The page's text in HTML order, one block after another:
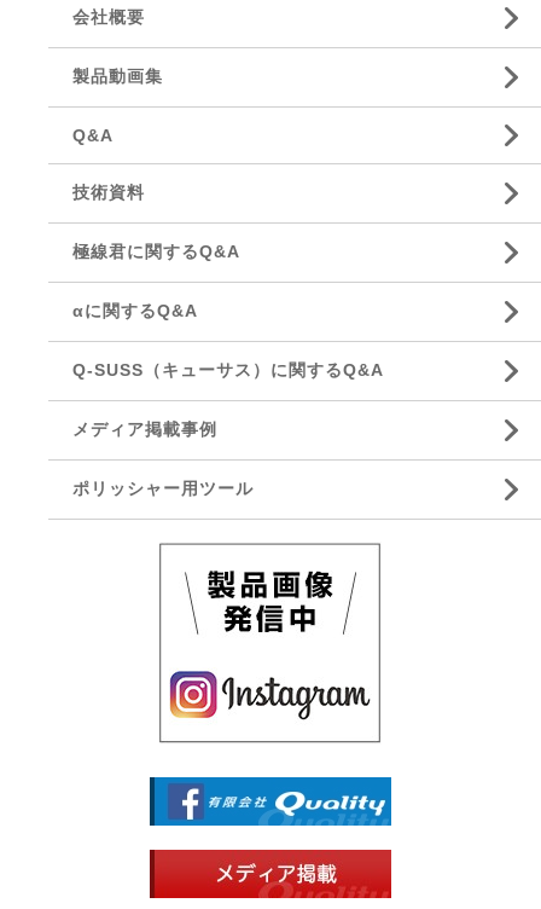
会社概要
製品動画集
Q&A
技術資料
極線君に関するQ&A
αに関するQ&A
Q-SUSS（キューサス）に関するQ&A
メディア掲載事例
ポリッシャー用ツール